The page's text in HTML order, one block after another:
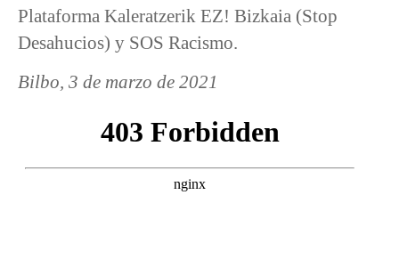
Plataforma Kaleratzerik EZ! Bizkaia (Stop
Desahucios) y SOS Racismo.
Bilbo, 3 de marzo de 2021